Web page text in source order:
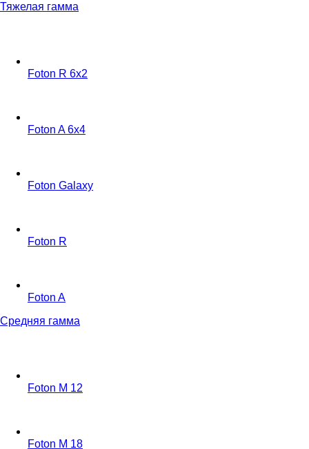
Тяжелая гамма
Foton R 6x2
Foton A 6x4
Foton Galaxy
Foton R
Foton A
Средняя гамма
Foton M 12
Foton M 18